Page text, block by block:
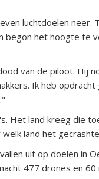
luchtdoelen neer.
begon het hoogte te
van de piloot. Hij
Ik heb
Het land kreeg die
land het
uit op doelen in
477 drones en